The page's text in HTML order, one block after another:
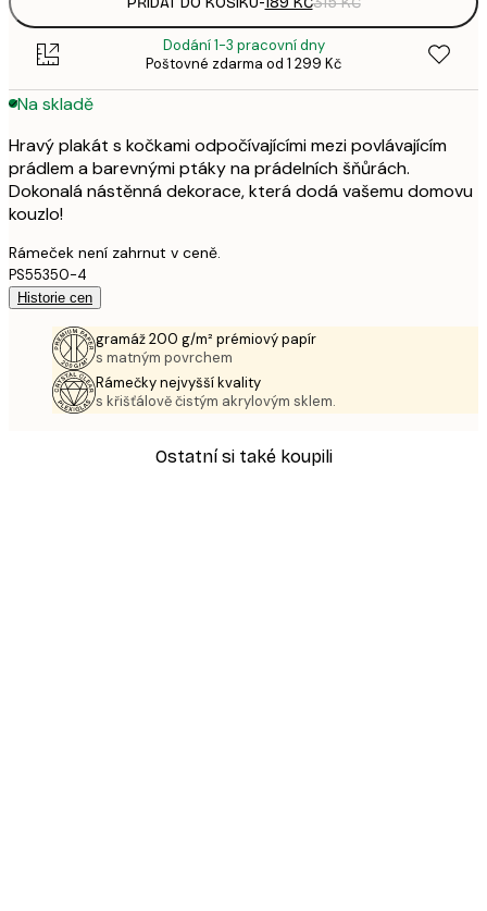
Dodání 1-3 pracovní dny
Poštovné zdarma od 1 299 Kč
Na skladě
Hravý plakát s kočkami odpočívajícími mezi povlávajícím
prádlem a barevnými ptáky na prádelních šňůrách.
Dokonalá nástěnná dekorace, která dodá vašemu domovu
kouzlo!
Rámeček není zahrnut v ceně.
PS55350-4
Historie cen
gramáž 200 g/m² prémiový papír
s matným povrchem
Rámečky nejvyšší kvality
s křišťálově čistým akrylovým sklem.
Ostatní si také koupili